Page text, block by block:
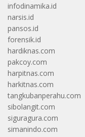
infodinamika.id
narsis.id
pansos.id
forensik.id
hardiknas.com
pakcoy.com
harpitnas.com
harkitnas.com
tangkubanperahu.com
sibolangit.com
siguragura.com
simanindo.com